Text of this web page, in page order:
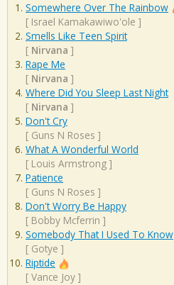
Somewhere Over The Rainbow
[ Israel Kamakawiwo'ole ]
Smells Like Teen Spirit
[ Nirvana ]
Rape Me
[ Nirvana ]
Where Did You Sleep Last Night
[ Nirvana ]
Don't Cry
[ Guns N Roses ]
What A Wonderful World
[ Louis Armstrong ]
Patience
[ Guns N Roses ]
Don't Worry Be Happy
[ Bobby Mcferrin ]
Somebody That I Used To Know
[ Gotye ]
Riptide
[ Vance Joy ]